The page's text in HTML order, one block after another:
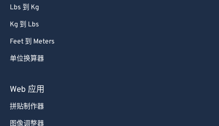
Lbs 到 Kg
Kg 到 Lbs
Feet 到 Meters
单位换算器
Web 应用
拼贴制作器
图像调整器